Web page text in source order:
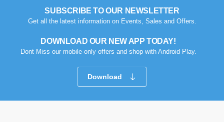
SUBSCRIBE TO OUR NEWSLETTER
Get all the latest information on Events, Sales and Offers.
DOWNLOAD OUR NEW APP TODAY!
Dont Miss our mobile-only offers and shop with Android Play.
Download